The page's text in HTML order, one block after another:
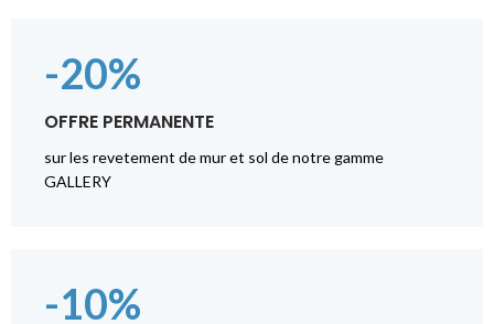
-20%
OFFRE PERMANENTE
sur les revetement de mur et sol de notre gamme
GALLERY
-10%